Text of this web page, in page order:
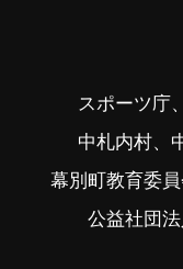
スポーツ庁
中札内村、
幕別町教育委
公益社団